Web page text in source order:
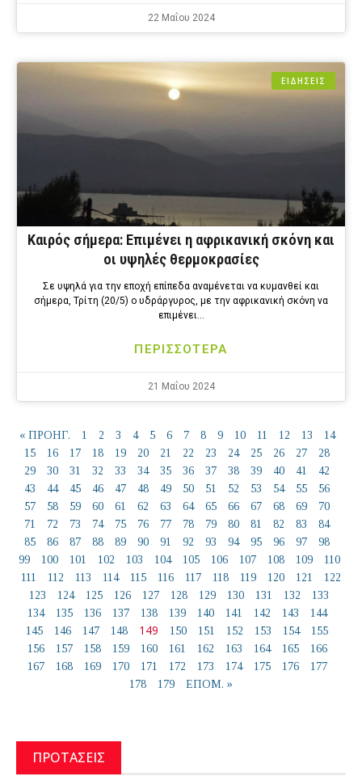
22 Μαΐου 2024
ΕΙΔΗΣΕΙΣ
Καιρός σήμερα: Επιμένει η αφρικανική σκόνη και
οι υψηλές θερμοκρασίες
Σε υψηλά για την εποχή επίπεδα αναμένεται να κυμανθεί και
σήμερα, Τρίτη (20/5) ο υδράργυρος, με την αφρικανική σκόνη να
επιμένει…
ΠΕΡΙΣΣΟΤΕΡΑ
21 Μαΐου 2024
« ΠΡΟΗΓ. 1 2 3 4 5 6 7 8 9 10 11 12 13
14
15
16 17 18 19 20 21 22 23 24 25 26 27
28
29
30 31 32 33 34 35 36 37 38 39 40 41
42
43
44 45 46 47 48 49 50 51 52 53 54 55
56
57
58 59 60 61 62 63 64 65 66 67 68 69
70
71
72 73 74 75 76 77 78 79 80 81 82 83
84
85
86 87 88 89 90 91 92 93 94 95 96 97
98
99
100 101 102 103 104 105 106 107 108 109
110
111
112 113 114 115 116 117 118 119 120 121
122
123
124 125 126 127 128 129 130 131 132
133
134
135 136 137 138 139 140 141 142 143
144
145
146 147 148 149 150 151 152 153 154
155
156
157 158 159 160 161 162 163 164 165
166
167
168 169 170 171 172 173 174 175 176
177
178
179 ΕΠΟΜ. »
ΠΡΟΤΑΣΕΙΣ